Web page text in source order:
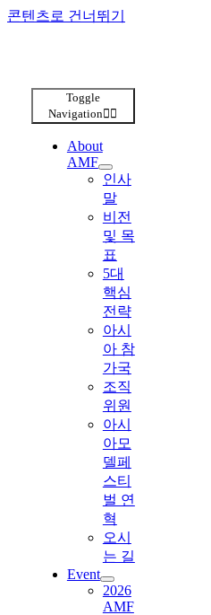
콘텐츠로 건너뛰기
Toggle
Navigation
About
AMF
인사
말
비전
및 목
표
5대
핵심
전략
아시
아 참
가국
조직
위원
아시
아모
델페
스티
벌 연
혁
오시
는 길
Event
2026
AMF